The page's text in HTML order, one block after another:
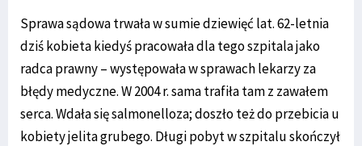
Sprawa sądowa trwała w sumie dziewięć lat. 62-letnia
dziś kobieta kiedyś pracowała dla tego szpitala jako
radca prawny – występowała w sprawach lekarzy za
błędy medyczne. W 2004 r. sama trafiła tam z zawałem
serca. Wdała się salmonelloza; doszło też do przebicia u
kobiety jelita grubego. Długi pobyt w szpitalu skończył